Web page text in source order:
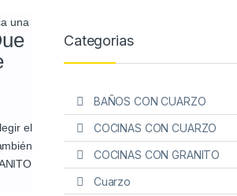
una
el
Categorias
BAÑOS CON CUARZO
COCINAS CON CUARZO
COCINAS CON GRANITO
Cuarzo